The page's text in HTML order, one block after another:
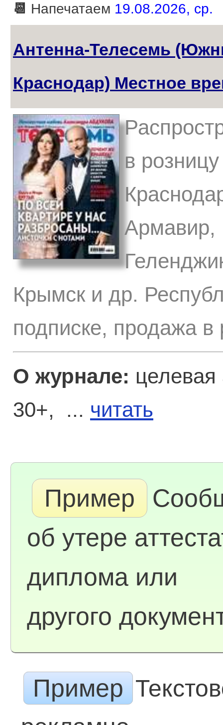
📆 Напечатаем 19.08.2026, ср.
Антенна-Телесемь
Краснодар) Местное
в
Армавир,
Крымск и др.
подписке, продажа в
О журнале:
30+, ... читать
Пример
об утере
диплома или
другого
Пример